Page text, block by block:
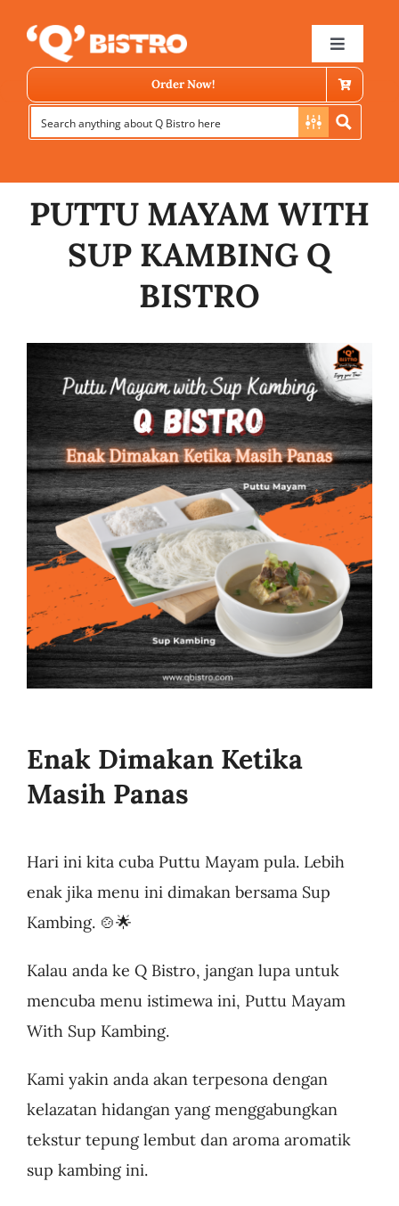
content
Toggle
Store Locator
News
Business
Order Now!
PUTTU MAYAM WITH
SUP KAMBING Q
BISTRO
Enak Dimakan Ketika
Masih Panas
Hari ini kita cuba Puttu Mayam pula. Lebih
enak jika menu ini dimakan bersama Sup
Kambing. 🍲🌟
Kalau anda ke Q Bistro, jangan lupa untuk
mencuba menu istimewa ini, Puttu Mayam
With Sup Kambing.
Kami yakin anda akan terpesona dengan
kelazatan hidangan yang menggabungkan
tekstur tepung lembut dan aroma aromatik
sup kambing ini.